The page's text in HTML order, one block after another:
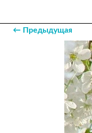
← Предыдущая